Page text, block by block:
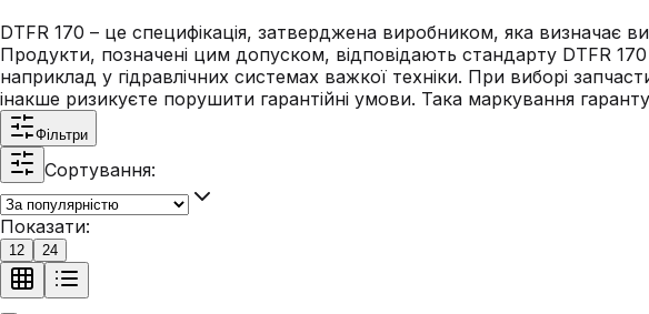
DTFR 170 – це специфікація, затверджена виробником, яка визначає
Продукти, позначені цим допуском, відповідають стандарту DTFR
наприклад у гідравлічних системах важкої техніки. При виборі
інакше ризикуєте порушити гарантійні умови. Така маркування
Фільтри
Сортування:
Показати:
12 24